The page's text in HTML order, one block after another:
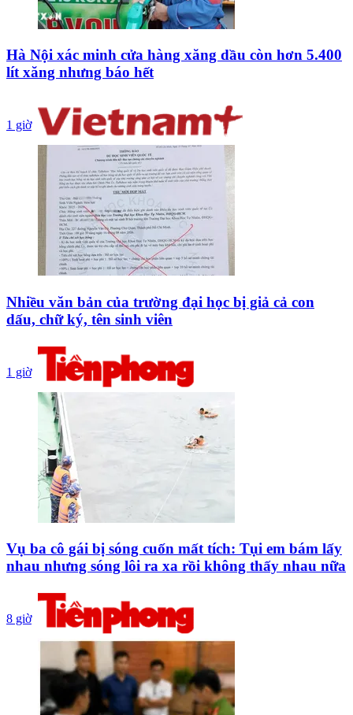
Hà Nội xác minh cửa hàng xăng dầu còn hơn 5.400
lít xăng nhưng báo hết
1 giờ
Nhiều văn bản của trường đại học bị giả cả con
dấu, chữ ký, tên sinh viên
1 giờ
Vụ ba cô gái bị sóng cuốn mất tích: Tụi em bám lấy
nhau nhưng sóng lôi ra xa rồi không thấy nhau nữa
8 giờ